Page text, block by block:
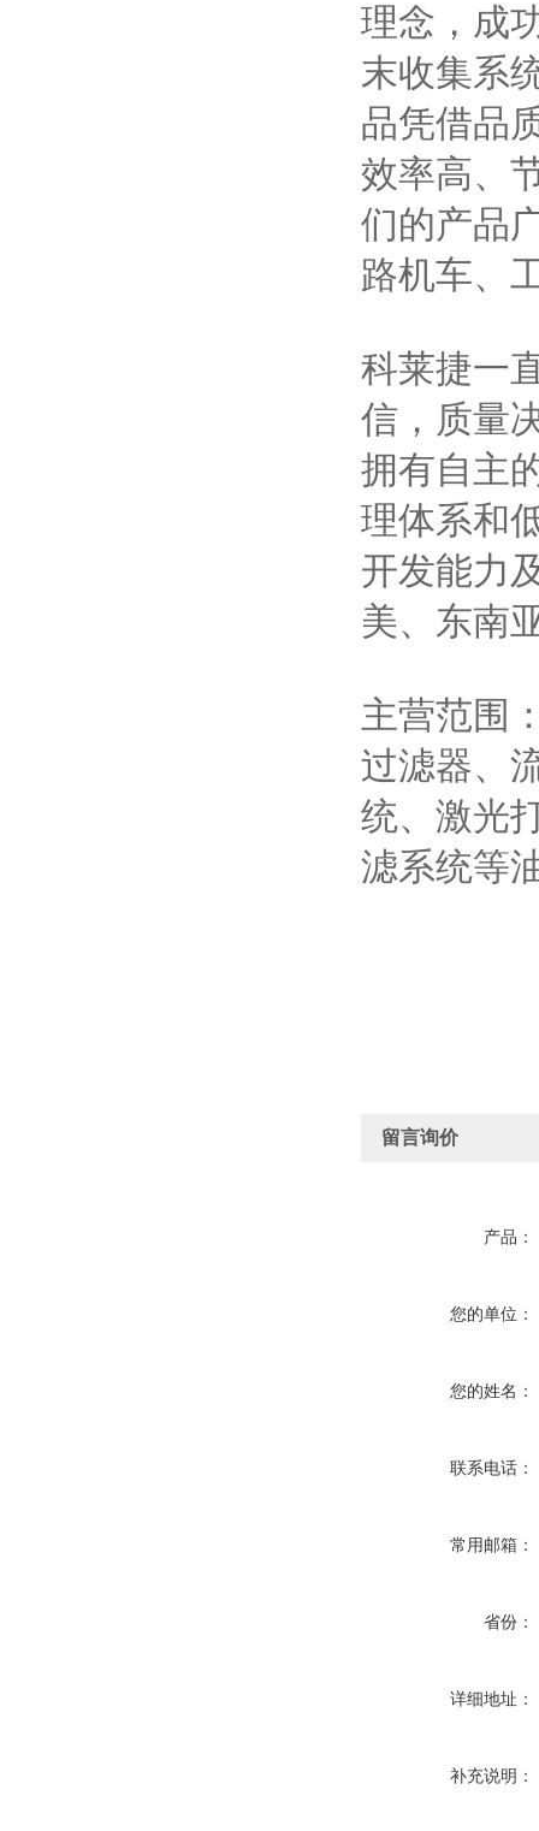
理念，成
末收集系
品凭借品
效率高、
们的产品
路机车、
科莱捷一
信，质量
拥有自主
理体系和
开发能力
美、东南
主营范围
过滤器、
统、激光
滤系统等
留言询价
产品：
您的单位：
您的姓名：
联系电话：
常用邮箱：
省份：
详细地址：
补充说明：